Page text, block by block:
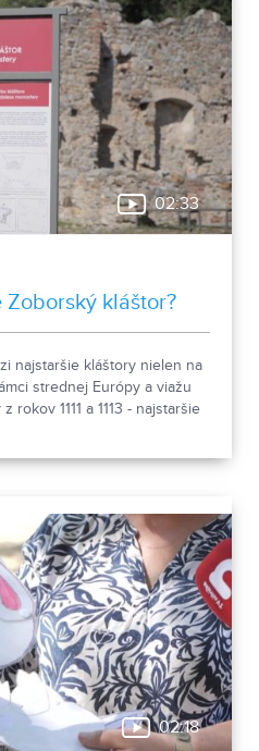
02:33
kláštor?
najstaršie kláštory nielen na
strednej Európy a viažu
1111 a 1113 - najstaršie
02:18